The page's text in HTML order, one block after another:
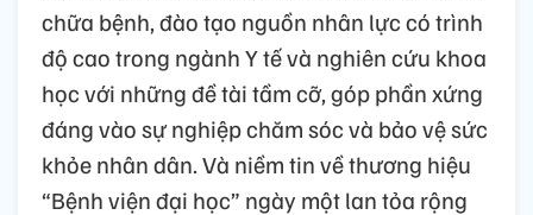
chữa bệnh, đào tạo nguồn nhân lực có trình
độ cao trong ngành Y tế và nghiên cứu khoa
học với những đề tài tầm cỡ, góp phần xứng
đáng vào sự nghiệp chăm sóc và bảo vệ sức
khỏe nhân dân. Và niềm tin về thương hiệu
“Bệnh viện đại học” ngày một lan tỏa rộng